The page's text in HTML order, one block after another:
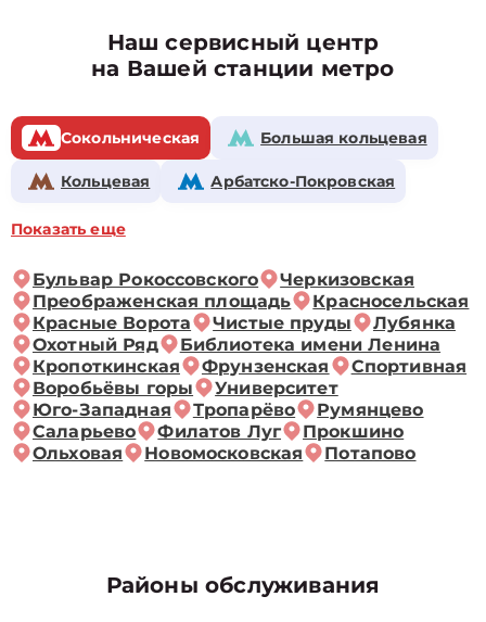
Наш сервисный центр
на Вашей станции метро
Сокольническая Большая кольцевая
Кольцевая Арбатско-Покровская
Показать еще
Бульвар Рокоссовского
Черкизовская
Преображенская площадь
Красносельская
Красные Ворота
Чистые пруды
Лубянка
Охотный Ряд
Библиотека имени Ленина
Кропоткинская
Фрунзенская
Спортивная
Воробьёвы горы
Университет
Юго-Западная
Тропарёво
Румянцево
Саларьево
Филатов Луг
Прокшино
Ольховая
Новомосковская Потапово
Районы обслуживания